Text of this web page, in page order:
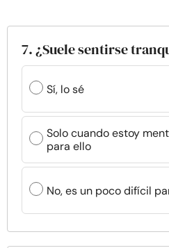
7. ¿Suele sentirse
Sí, lo sé
Solo cuando estoy
para ello
No, es un poco difícil